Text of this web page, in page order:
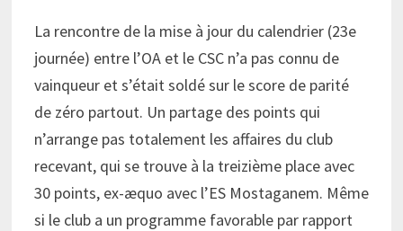
La rencontre de la mise à jour du calendrier (23e
journée) entre l’OA et le CSC n’a pas connu de
vainqueur et s’était soldé sur le score de parité
de zéro partout. Un partage des points qui
n’arrange pas totalement les affaires du club
recevant, qui se trouve à la treizième place avec
30 points, ex-æquo avec l’ES Mostaganem. Même
si le club a un programme favorable par rapport